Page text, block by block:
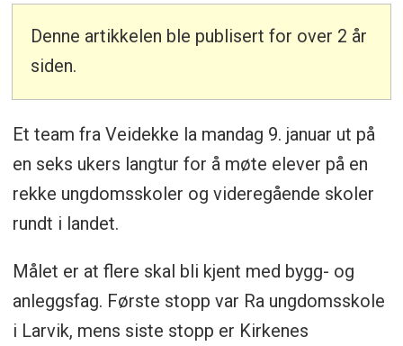
Denne artikkelen ble publisert for over 2 år
siden.
Et team fra Veidekke la mandag 9. januar ut på
en seks ukers langtur for å møte elever på en
rekke ungdomsskoler og videregående skoler
rundt i landet.
Målet er at flere skal bli kjent med bygg- og
anleggsfag. Første stopp var Ra ungdomsskole
i Larvik, mens siste stopp er Kirkenes